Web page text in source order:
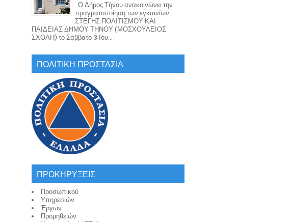
Ο Δήμος Τήνου ανακοινώνει την
πραγματοποίηση των εγκαινίων
ΣΤΕΓΗΣ ΠΟΛΙΤΙΣΜΟΥ ΚΑΙ
ΠΑΙΔΕΙΑΣ ΔΗΜΟΥ ΤΗΝΟΥ (ΜΟΣΧΟΥΛΕΙΟΣ
ΣΧΟΛΗ) το Σάββατο 3 Ιου...
ΠΟΛΙΤΙΚΗ ΠΡΟΣΤΑΣΙΑ
ΠΡΟΚΗΡΥΞΕΙΣ
Προσωπικού
Υπηρεσιών
Έργων
Προμηθειών